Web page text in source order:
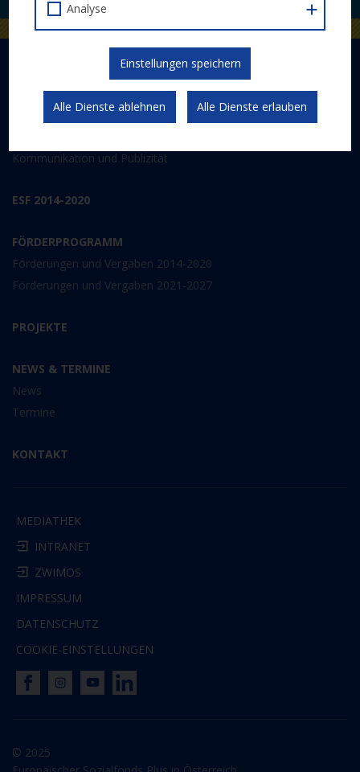
DER EUROPÄISCHE SOZIALFONDS PLUS
Abwicklung
Schwerpunkte
Kommunikation und Publizität
ESF 2014-2020
FÖRDERPROGRAMM
Förderungen und Vergaben 2014-2020
Förderungen und Vergaben 2021-2027
PROJEKTE
NEWS & TERMINE
News
Termine
KONTAKT
MEDIATHEK
INTRANET
ZWIMOS
IMPRESSUM
DATENSCHUTZ
COOKIE-EINSTELLUNGEN
© 2025
Analyse
Einstellungen speichern
Alle Dienste ablehnen Alle Dienste erlauben